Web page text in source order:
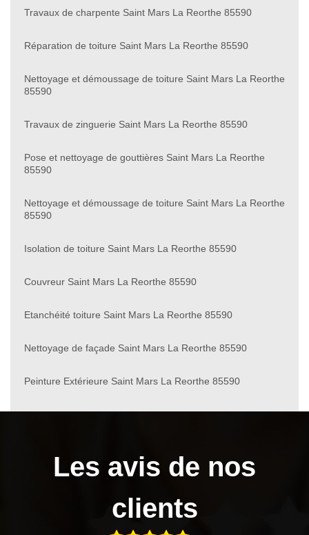
Travaux de charpente Saint Mars La Reorthe 85590
Réparation de toiture Saint Mars La Reorthe 85590
Nettoyage et démoussage de toiture Saint Mars La Reorthe
85590
Travaux de zinguerie Saint Mars La Reorthe 85590
Pose et nettoyage de gouttières Saint Mars La Reorthe
85590
Nettoyage et démoussage de toiture Saint Mars La Reorthe
85590
Isolation de toiture Saint Mars La Reorthe 85590
Couvreur Saint Mars La Reorthe 85590
Etanchéité toiture Saint Mars La Reorthe 85590
Nettoyage de façade Saint Mars La Reorthe 85590
Peinture Extérieure Saint Mars La Reorthe 85590
Les avis de nos
clients